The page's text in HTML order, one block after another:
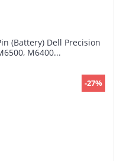
(Battery) Dell Precision
M6400...
-27%